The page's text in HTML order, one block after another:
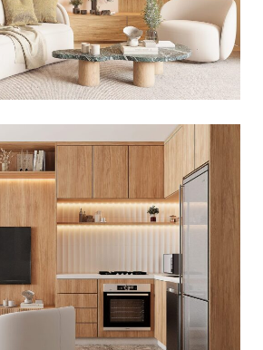
DECORAÇÃO JOVEM NO
BROOKLIN
,Decoração Residencial